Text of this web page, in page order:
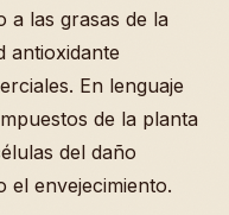
a las grasas de la
antioxidante
En lenguaje
de la planta
del daño
el envejecimiento.